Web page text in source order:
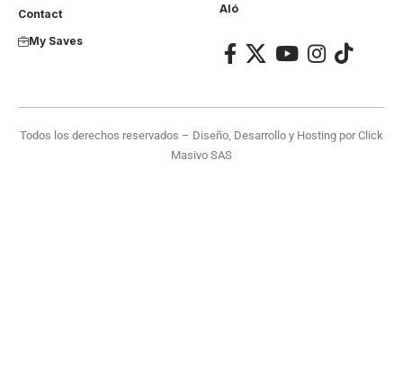
Contact
My Saves
Aló
Todos los derechos reservados – Diseño, Desarrollo y Hosting porClick
Masivo SAS